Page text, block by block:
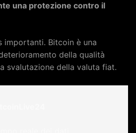
una protezione contro il
importanti. Bitcoin è una
della qualità
svalutazione della valuta fiat.